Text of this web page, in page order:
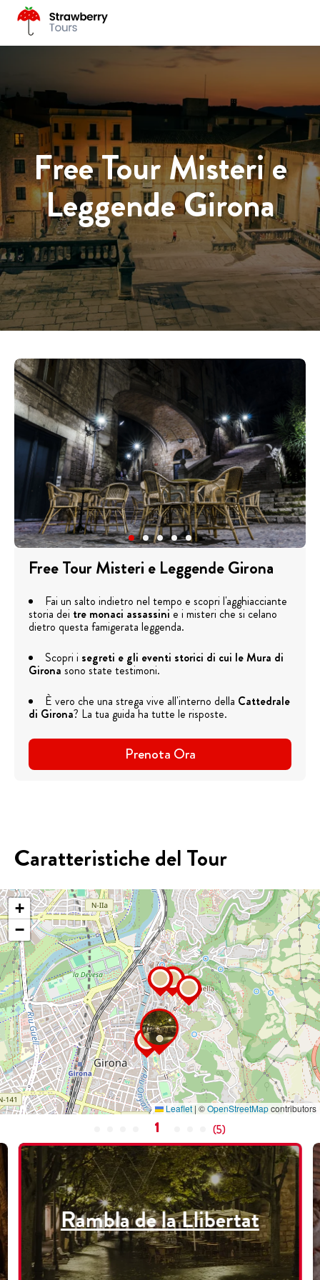
Free Tour Misteri e
Leggende Girona
Free Tour Misteri e Leggende Girona
Fai un salto indietro nel tempo e scopri l'agghiacciante
storia dei tre monaci assassinie i misteri che si celano
dietro questa famigerata leggenda.
Scopri i segreti e gli eventi storici di cui le Mura di
Gironasono state testimoni.
È vero che una strega vive all'interno della Cattedrale
di Girona? La tua guida ha tutte le risposte.
Prenota Ora
Caratteristiche del Tour
+
−
Leaflet | ©OpenStreetMapcontributors
1 (5)
Rambla de la Llibertat